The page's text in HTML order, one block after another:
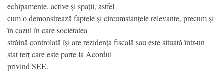
echipamente, active și spații, astfel
cum o demonstrează faptele și circumstanțele relevante, precum și
în cazul în care societatea
străină controlată își are rezidența fiscală sau este situată într-un
stat terț care este parte la Acordul
privind SEE.